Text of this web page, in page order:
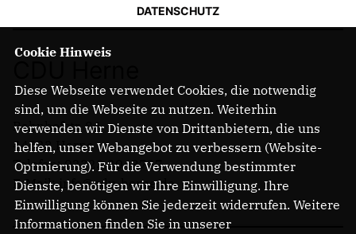
DATENSCHUTZ
Bahnhofstr. 84
44623 Herne
Telefon: 02323 2043737
E-Mail: info@cdu-herne.de
Cookie Hinweis
Diese Webseite verwendet Cookies, die notwendig
sind, um die Webseite zu nutzen. Weiterhin
verwenden wir Dienste von Drittanbietern, die uns
helfen, unser Webangebot zu verbessern (Website-
Optmierung). Für die Verwendung bestimmter
Dienste, benötigen wir Ihre Einwilligung. Ihre
Einwilligung können Sie jederzeit widerrufen. Weitere
Informationen finden Sie in unserer